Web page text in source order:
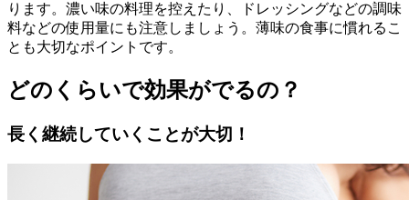
ります。濃い味の料理を控えたり、ドレッシングなどの調味
料などの使用量にも注意しましょう。薄味の食事に慣れるこ
とも大切なポイントです。
どのくらいで効果がでるの？
長く継続していくことが大切！